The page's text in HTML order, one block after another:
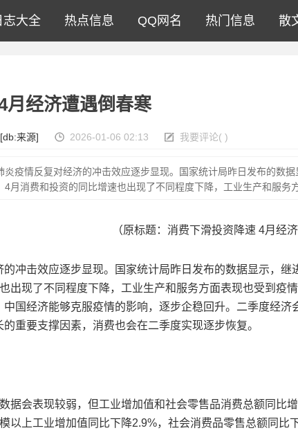
志大全 热点信息 QQ网名 热门信息 散
月经济遭遇倒春寒
[db:来源] 2026-01-06 02:13 我要评论( )
炎疫情反复对经济的冲击效应逐步显现。国家统计局昨日发布的数据
4月消费和投资的同比增速也出现了不同程度下降，工业生产和服务
（原标题：消费下滑投资降速 4月经
冲击效应逐步显现。国家统计局昨日发布的数据显示，继
出现了不同程度下降，工业生产和服务方面表现也受到疫
国经济能够克服疫情的影响，逐步企稳回升。二季度经济
重要支撑因素，消费也会在二季度实现逐步恢复。
据会表现较弱，但工业增加值和社会零售品消费总额同比
以上工业增加值同比下降2.9%，社会消费品零售总额同比